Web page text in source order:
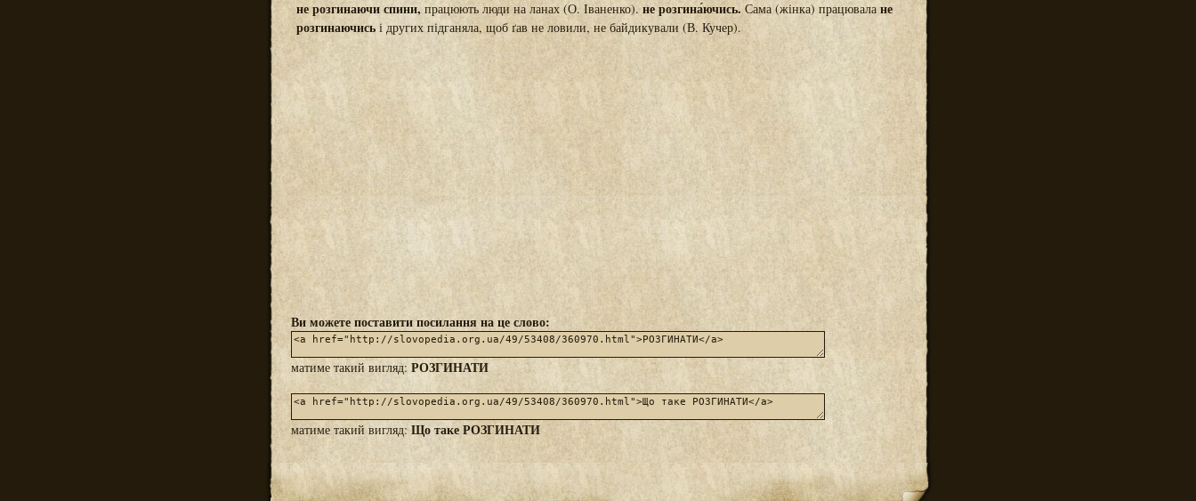
не розгинаючи спини, працюють люди на ланах (О. Іваненко).не розгина́ючись. Сама (жінка) працювалане
розгинаючись і других підганяла, щоб ґав не ловили, не байдикували (В. Кучер).
Ви можете поставити посилання на це слово:
матиме такий вигляд: РОЗГИНАТИ
матиме такий вигляд: Що таке РОЗГИНАТИ